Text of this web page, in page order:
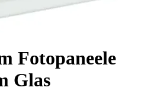
Fotopaneele
Glas